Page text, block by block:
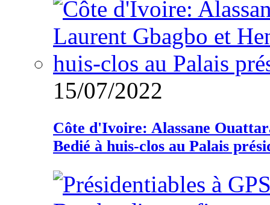
15/07/2022
Côte d'Ivoire: Alassane
Bedié à huis-clos au Palais